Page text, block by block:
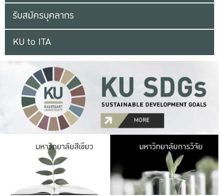
รับสมัครบุคลากร
KU to ITA
มหาวิทยาลัยสีเขียว มหาวิ
มีพื้นที่เขียวสดใส
เป็นป่าในเมือง เกษต
มหาวิทยาลัยการวิจัย